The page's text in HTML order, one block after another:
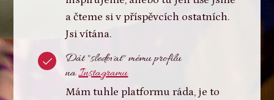
a čteme si v příspěvcích ostatních.
Jsi vítána.
Dát "sledovat" mému profilu
naInstagramu
Mám tuhle platformu ráda, je to